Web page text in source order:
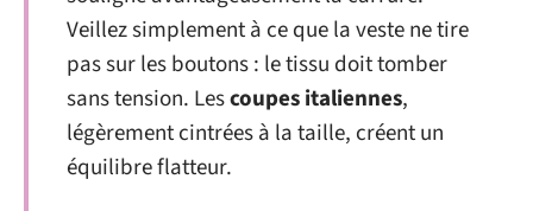
Veillez simplement à ce que la veste ne tire
pas sur les boutons : le tissu doit tomber
sans tension. Lescoupes italiennes,
légèrement cintrées à la taille, créent un
équilibre flatteur.